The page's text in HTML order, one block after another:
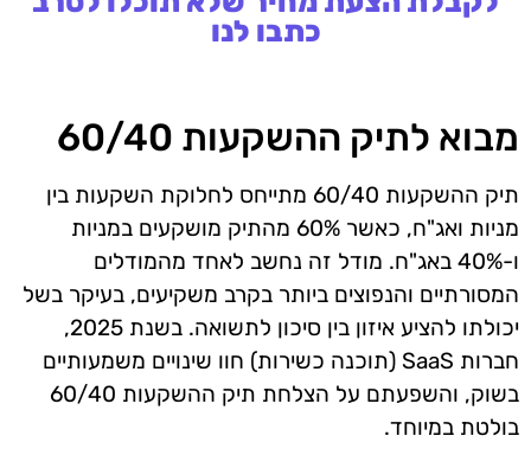
כתבו לנו
מבוא לתיק ההשקעות 60/40
תיק ההשקעות 60/40 מתייחס לחלוקת השקעות בין
מניות ואג"ח, כאשר 60% מהתיק מושקעים במניות
ו-40% באג"ח. מודל זה נחשב לאחד מהמודלים
המסורתיים והנפוצים ביותר בקרב משקיעים, בעיקר בשל
יכולתו להציע איזון בין סיכון לתשואה. בשנת 2025,
חברות SaaS (תוכנה כשירות) חוו שינויים משמעותיים
בשוק, והשפעתם על הצלחת תיק ההשקעות 60/40
בולטת במיוחד.